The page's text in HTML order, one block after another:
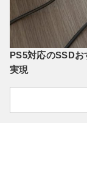
PS5対応のSSD
実現